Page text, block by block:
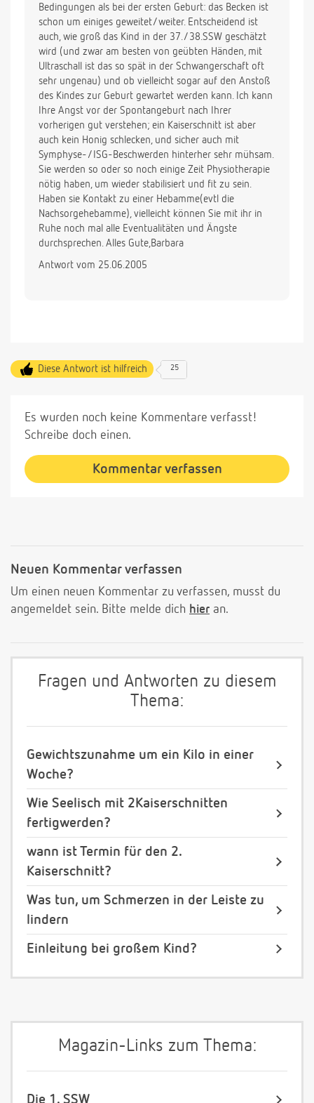
Bedingungen als bei der ersten Geburt: das Becken ist
schon um einiges geweitet/weiter. Entscheidend ist
auch, wie groß das Kind in der 37./38.SSW geschätzt
wird (und zwar am besten von geübten Händen, mit
Ultraschall ist das so spät in der Schwangerschaft oft
sehr ungenau) und ob vielleicht sogar auf den Anstoß
des Kindes zur Geburt gewartet werden kann. Ich kann
Ihre Angst vor der Spontangeburt nach Ihrer
vorherigen gut verstehen; ein Kaiserschnitt ist aber
auch kein Honig schlecken, und sicher auch mit
Symphyse-/ISG-Beschwerden hinterher sehr mühsam.
Sie werden so oder so noch einige Zeit Physiotherapie
nötig haben, um wieder stabilisiert und fit zu sein.
Haben sie Kontakt zu einer Hebamme(evtl die
Nachsorgehebamme), vielleicht können Sie mit ihr in
Ruhe noch mal alle Eventualitäten und Ängste
durchsprechen. Alles Gute,Barbara
Antwort vom 25.06.2005
Diese Antwort ist hilfreich 25
Es wurden noch keine Kommentare verfasst!
Schreibe doch einen.
Kommentar verfassen
Neuen Kommentar verfassen
Um einen neuen Kommentar zu verfassen, musst du
angemeldet sein. Bitte melde dich hier an.
Fragen und Antworten zu diesem
Thema:
Gewichtszunahme um ein Kilo in einer
Woche?
Wie Seelisch mit 2Kaiserschnitten
fertigwerden?
wann ist Termin für den 2.
Kaiserschnitt?
Was tun, um Schmerzen in der Leiste zu
lindern
Einleitung bei großem Kind?
Magazin-Links zum Thema:
Die 1. SSW